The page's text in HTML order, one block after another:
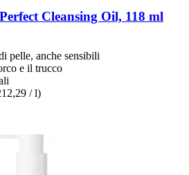
Perfect Cleansing Oil, 118 ml
pelle, anche sensibili
e il trucco
/ l)